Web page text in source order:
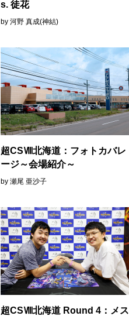
s. 徒花
by 河野 真成(神結)
超CSⅧ北海道：フォトカバレ
ージ～会場紹介～
by 瀬尾 亜沙子
超CSⅧ北海道 Round 4：メス